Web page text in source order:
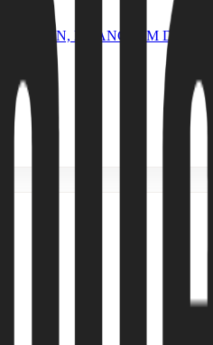
MÔN, NGANG 16M DÀI 52M